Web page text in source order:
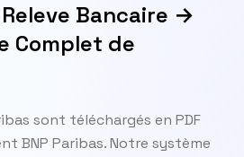
Bancaire →
Complet de
sont téléchargés en PDF
BNP Paribas. Notre système